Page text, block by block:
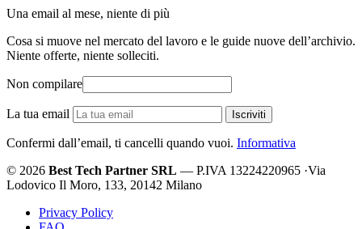
Una email al mese, niente di più
Cosa si muove nel mercato del lavoro e le guide nuove dell’archivio.
Niente offerte, niente solleciti.
Non compilare
La tua email Iscriviti
Confermi dall’email, ti cancelli quando vuoi. Informativa
© 2026 Best Tech Partner SRL — P.IVA 13224220965 ·Via
Lodovico Il Moro, 133, 20142 Milano
Privacy Policy